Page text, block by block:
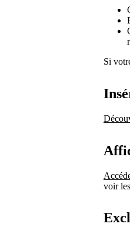
Si
voir